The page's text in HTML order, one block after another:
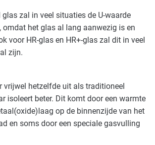
Basis
meubel Basis
en karton(waren) Basis
en kunststof Basis
zal in veel situaties de U-waarde
omdat het glas al lang aanwezig is en
voor HR-glas en HR+-glas zal dit in veel
zijn.
vrijwel hetzelfde uit als traditioneel
isoleert beter. Dit komt door een warmte
op de binnenzijde van het
en soms door een speciale gasvulling